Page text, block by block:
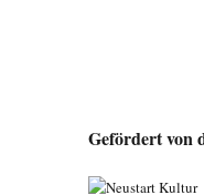
Gefördert von